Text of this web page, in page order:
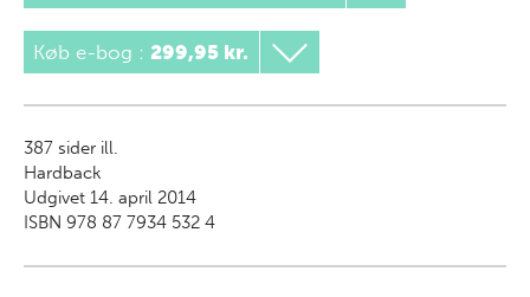
Køb e-bog : 299,95 kr.
387 sider ill.
Hardback
Udgivet 14. april 2014
ISBN 978 87 7934 532 4